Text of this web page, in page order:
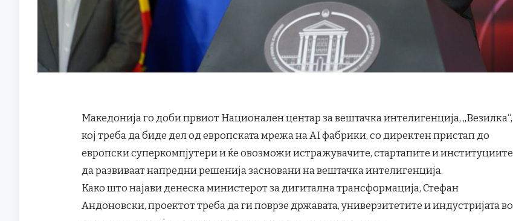
Македонија го доби првиот Национален центар за вештачка интелигенција, „Везилка“,
кој треба да биде дел од европската мрежа на AI фабрики, со директен пристап до
европски суперкомпјутери и ќе овозможи истражувачите, стартапите и институциите
да развиваат напредни решенија засновани на вештачка интелигенција.
Како што најави денеска министерот за дигитална трансформација, Стефан
Андоновски, проектот треба да ги поврзе државата, универзитетите и индустријата во